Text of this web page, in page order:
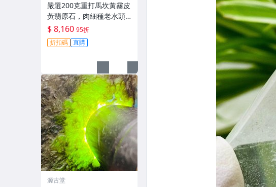
嚴選200克重打馬坎黃霧皮
黃翡原石，肉細種老水頭
足，適合雕琢為手鐲/牌子/
把件，A貨翡翠原石#黃翡
手鐲 玉石
$ 8,160 95折
折扣碼 直購
源古堂